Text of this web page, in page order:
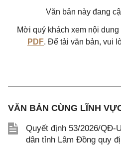
Văn bản này đang
Mời quý khách xem nội dung
PDF. Để tải văn bản, vui
VĂN BẢN CÙNG LĨNH
Quyết định 53/2026/QĐ-
dân tỉnh Lâm Đồng quy